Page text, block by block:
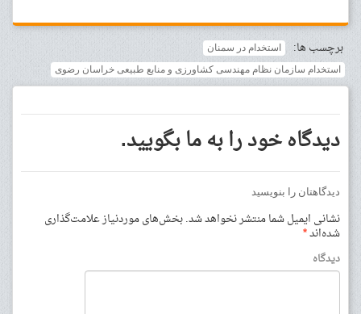
برچسب ها:
استخدام در سمنان
استخدام سازمان نظام مهندسی کشاورزی و منابع طبیعی خراسان رضوی
دیدگاه خود را به ما بگویید.
دیدگاهتان را بنویسید
نشانی ایمیل شما منتشر نخواهد شد.بخش‌های موردنیاز علامت‌گذاری
شده‌اند*
دیدگاه